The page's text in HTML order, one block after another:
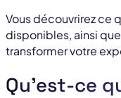
Vous découvrirez ce
disponibles, ainsi
transformer votre
Qu’est-ce